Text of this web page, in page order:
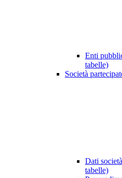
Enti
tabelle)
Società
Dati
tabelle)